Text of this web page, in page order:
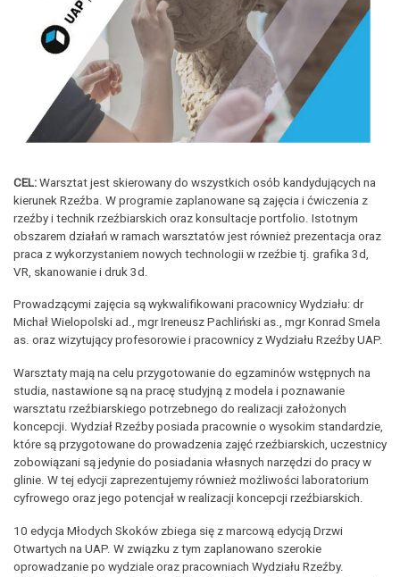
CEL: Warsztat jest skierowany do wszystkich osób kandydujących na
kierunek Rzeźba. W programie zaplanowane są zajęcia i ćwiczenia z
rzeźby i technik rzeźbiarskich oraz konsultacje portfolio. Istotnym
obszarem działań w ramach warsztatów jest również prezentacja oraz
praca z wykorzystaniem nowych technologii w rzeźbie tj. grafika 3d,
VR, skanowanie i druk 3d.
Prowadzącymi zajęcia są wykwalifikowani pracownicy Wydziału: dr
Michał Wielopolski ad., mgr Ireneusz Pachliński as., mgr Konrad Smela
as. oraz wizytujący profesorowie i pracownicy z Wydziału Rzeźby UAP.
Warsztaty mają na celu przygotowanie do egzaminów wstępnych na
studia, nastawione są na pracę studyjną z modela i poznawanie
warsztatu rzeźbiarskiego potrzebnego do realizacji założonych
koncepcji. Wydział Rzeźby posiada pracownie o wysokim standardzie,
które są przygotowane do prowadzenia zajęć rzeźbiarskich, uczestnicy
zobowiązani są jedynie do posiadania własnych narzędzi do pracy w
glinie. W tej edycji zaprezentujemy również możliwości laboratorium
cyfrowego oraz jego potencjał w realizacji koncepcji rzeźbiarskich.
10 edycja Młodych Skoków zbiega się z marcową edycją Drzwi
Otwartych na UAP. W związku z tym zaplanowano szerokie
oprowadzanie po wydziale oraz pracowniach Wydziału Rzeźby.